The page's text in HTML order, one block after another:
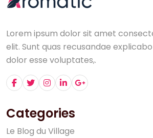
Lorem ipsum dolor sit amet
elit. Sunt quas recusandae
dolor esse voluptates,.
Categories
Le Blog du Village